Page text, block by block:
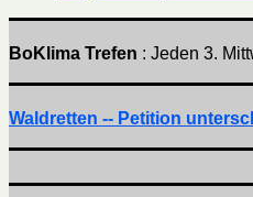
BoKlima Trefen : Jeden 3.
Waldretten -- Petition